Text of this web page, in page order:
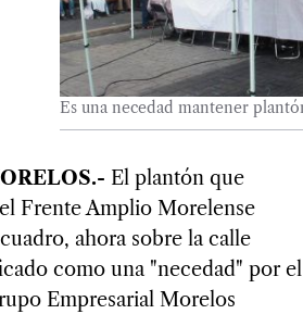
Es una necedad mantener
El plantón que
Frente Amplio Morelense
ahora sobre la calle
como una "necedad" por el
Empresarial Morelos